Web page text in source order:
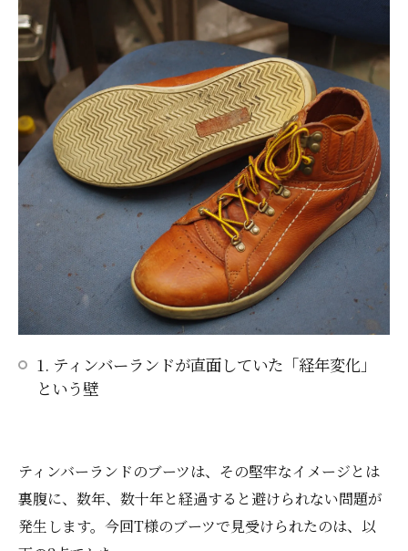
1. ティンバーランドが直面していた「経年変化」
という壁
ティンバーランドのブーツは、その堅牢なイメージとは
裏腹に、数年、数十年と経過すると避けられない問題が
発生します。今回T様のブーツで見受けられたのは、以